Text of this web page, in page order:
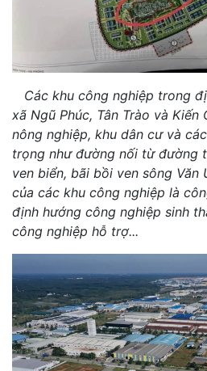
Các khu công nghiệp trong
xã Ngũ Phúc, Tân Trào và
nông nghiệp, khu dân cư và
trọng như đường nối từ đường
ven biển, bãi bồi ven sông Văn
của các khu công nghiệp là
định hướng công nghiệp sinh
công nghiệp hỗ trợ...